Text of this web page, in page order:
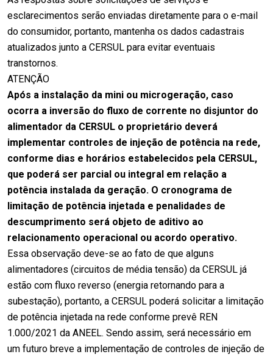
esclarecimentos serão enviadas diretamente para o e-mail
do consumidor, portanto, mantenha os dados cadastrais
atualizados junto a CERSUL para evitar eventuais
transtornos.
ATENÇÃO
Após a instalação da mini ou microgeração, caso
ocorra a inversão do fluxo de corrente no disjuntor do
alimentador da CERSUL o proprietário deverá
implementar controles de injeção de potência na rede,
conforme dias e horários estabelecidos pela CERSUL,
que poderá ser parcial ou integral em relação a
potência instalada da geração. O cronograma de
limitação de potência injetada e penalidades de
descumprimento será objeto de aditivo ao
relacionamento operacional ou acordo operativo.
Essa observação deve-se ao fato de que alguns
alimentadores (circuitos de média tensão) da CERSUL já
estão com fluxo reverso (energia retornando para a
subestação), portanto, a CERSUL poderá solicitar a limitação
de potência injetada na rede conforme prevê REN
1.000/2021 da ANEEL. Sendo assim, será necessário em
um futuro breve a implementação de controles de injeção de